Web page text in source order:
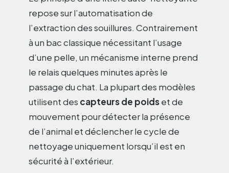
repose sur l’automatisation de
l’extraction des souillures. Contrairement
à un bac classique nécessitant l’usage
d’une pelle, un mécanisme interne prend
le relais quelques minutes après le
passage du chat. La plupart des modèles
utilisent des capteurs de poidset de
mouvement pour détecter la présence
de l’animal et déclencher le cycle de
nettoyage uniquement lorsqu’il est en
sécurité à l’extérieur.